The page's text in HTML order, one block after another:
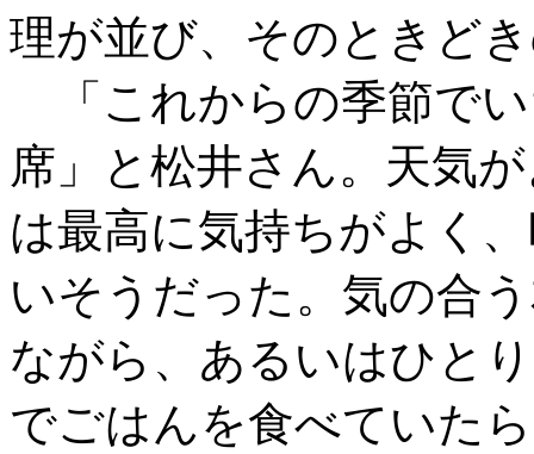
理が並び、そのときど
「これからの季節で
席」と松井さん。天気
は最高に気持ちがよく
いそうだった。気の合
ながら、あるいはひと
でごはんを食べていた